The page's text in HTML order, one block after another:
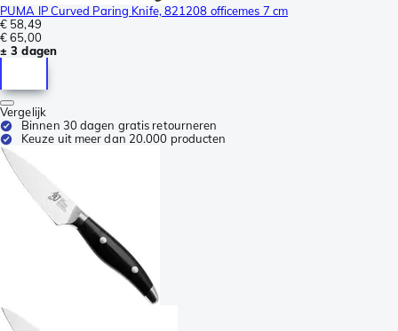
PUMA IP Curved Paring Knife, 821208 officemes 7 cm
€ 58,49
€ 65,00
± 3 dagen
Vergelijk
Binnen 30 dagen gratis retourneren
Keuze uit meer dan 20.000 producten